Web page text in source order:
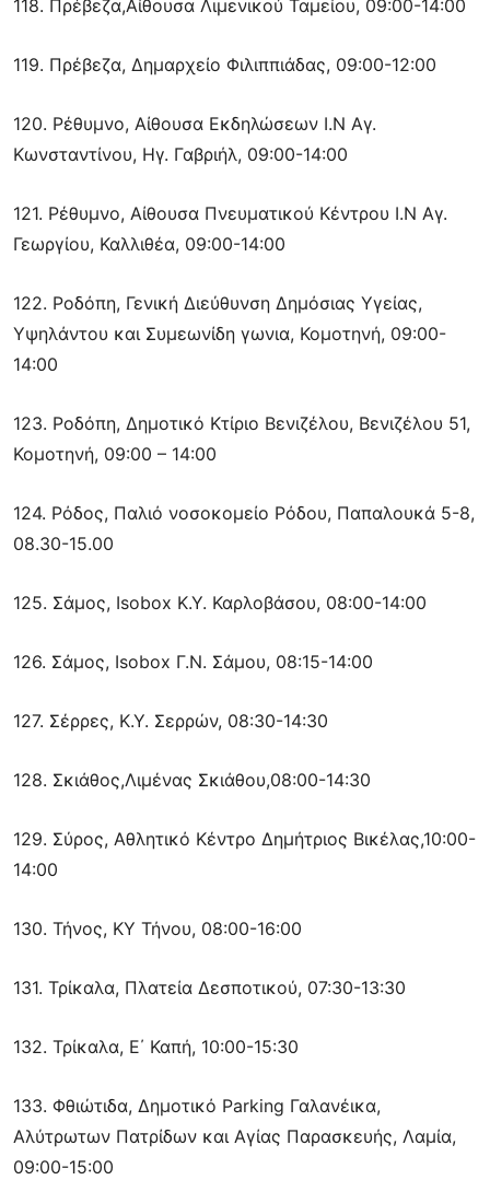
118. Πρέβεζα,Αίθουσα Λιμενικού Ταμείου, 09:00-14:00
119. Πρέβεζα, Δημαρχείο Φιλιππιάδας, 09:00-12:00
120. Ρέθυμνο, Αίθουσα Εκδηλώσεων Ι.Ν Αγ.
Κωνσταντίνου, Ηγ. Γαβριήλ, 09:00-14:00
121. Ρέθυμνο, Αίθουσα Πνευματικού Κέντρου Ι.Ν Αγ.
Γεωργίου, Καλλιθέα, 09:00-14:00
122. Ροδόπη, Γενική Διεύθυνση Δημόσιας Υγείας,
Υψηλάντου και Συμεωνίδη γωνια, Κομοτηνή, 09:00-
14:00
123. Ροδόπη, Δημοτικό Κτίριο Βενιζέλου, Βενιζέλου 51,
Κομοτηνή, 09:00 – 14:00
124. Ρόδος, Παλιό νοσοκομείο Ρόδου, Παπαλουκά 5-8,
08.30-15.00
125. Σάμος, Isobox Κ.Υ. Καρλοβάσου, 08:00-14:00
126. Σάμος, Isobox Γ.Ν. Σάμου, 08:15-14:00
127. Σέρρες, Κ.Υ. Σερρών, 08:30-14:30
128. Σκιάθος,Λιμένας Σκιάθου,08:00-14:30
129. Σύρος, Αθλητικό Κέντρο Δημήτριος Βικέλας,10:00-
14:00
130. Τήνος, ΚΥ Τήνου, 08:00-16:00
131. Τρίκαλα, Πλατεία Δεσποτικού, 07:30-13:30
132. Τρίκαλα, Ε΄ Καπή, 10:00-15:30
133. Φθιώτιδα, Δημοτικό Parking Γαλανέικα,
Αλύτρωτων Πατρίδων και Αγίας Παρασκευής, Λαμία,
09:00-15:00